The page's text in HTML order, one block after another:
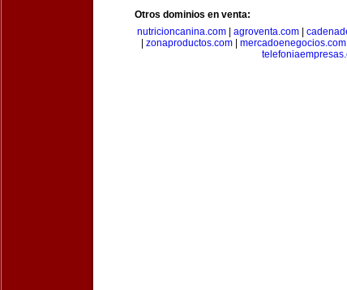
Otros dominios en venta:
nutricioncanina.com| agroventa.com|
zonaproductos.com mercadoenegocios.com